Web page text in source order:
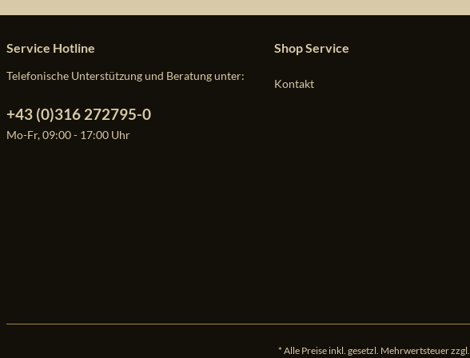
Service Hotline
Telefonische Unterstützung und Beratung unter:
+43 (0)316 272795-0
Mo-Fr, 09:00 - 17:00 Uhr
Shop Service
Kontakt
* Alle Preise inkl. gesetzl. Mehrwertsteuer zzgl.